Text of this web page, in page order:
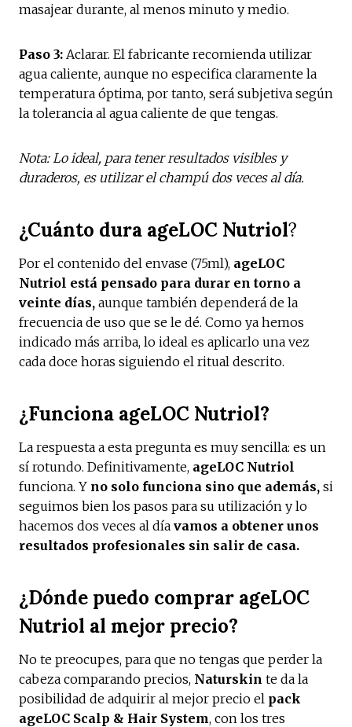
masajear durante, al menos minuto y medio.
Paso 3: Aclarar. El fabricante recomienda utilizar
agua caliente, aunque no especifica claramente la
temperatura óptima, por tanto, será subjetiva según
la tolerancia al agua caliente de que tengas.
Nota: Lo ideal, para tener resultados visibles y
duraderos, es utilizar el champú dos veces al día.
¿Cuánto dura ageLOC Nutriol?
Por el contenido del envase (75ml), ageLOC
Nutriol está pensado para durar en torno a
veinte días, aunque también dependerá de la
frecuencia de uso que se le dé. Como ya hemos
indicado más arriba, lo ideal es aplicarlo una vez
cada doce horas siguiendo el ritual descrito.
¿Funciona ageLOC Nutriol?
La respuesta a esta pregunta es muy sencilla: es un
sí rotundo. Definitivamente, ageLOC Nutriol
funciona. Y no solo funciona sino que además, si
seguimos bien los pasos para su utilización y lo
hacemos dos veces al día vamos a obtener unos
resultados profesionales sin salir de casa.
¿Dónde puedo comprar ageLOC
Nutriol al mejor precio?
No te preocupes, para que no tengas que perder la
cabeza comparando precios, Naturskin te da la
posibilidad de adquirir al mejor precio el pack
ageLOC Scalp & Hair System, con los tres